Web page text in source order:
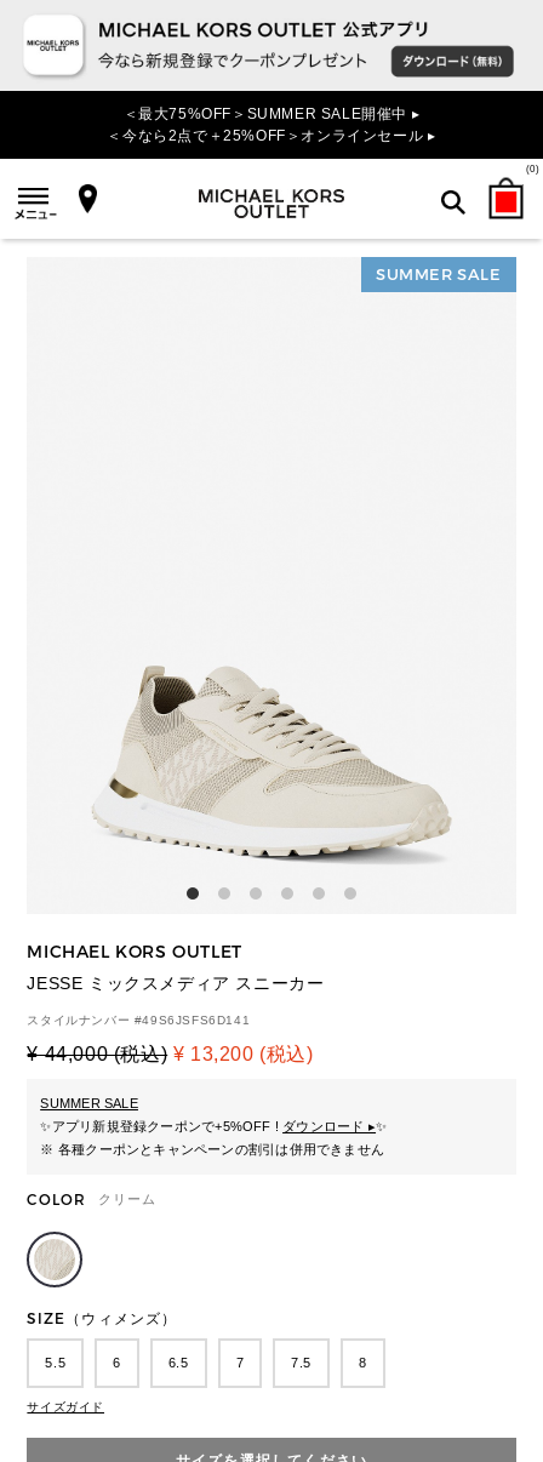
＜最大75%OFF＞SUMMER SALE開催中 ▸
＜今なら2点で＋25%OFF＞オンラインセール ▸
(0)
検索
SUMMER SALE
MICHAEL KORS OUTLET
JESSE ミックスメディア スニーカー
スタイルナンバー #49S6JSFS6D141
¥ 44,000 (税込) ¥ 13,200 (税込)
SUMMER SALE
✨アプリ新規登録クーポンで+5%OFF ! ダウンロード ▸✨
※ 各種クーポンとキャンペーンの割引は併用できません
COLOR クリーム
SIZE（ウィメンズ）
5.5 6 6.5 7 7.5 8
サイズガイド